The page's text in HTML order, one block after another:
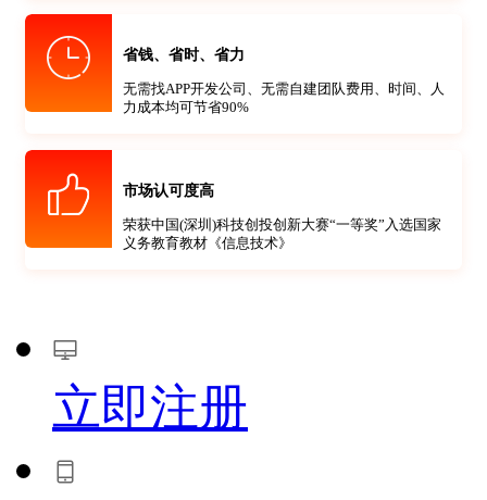
省钱、省时、省力
无需找APP开发公司、无需自建团队费用、时间、人
力成本均可节省90%
市场认可度高
荣获中国(深圳)科技创投创新大赛“一等奖”入选国家
义务教育教材《信息技术》
立即注册